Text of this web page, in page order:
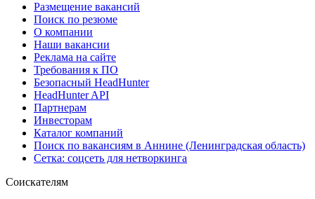
Размещение вакансий
Поиск по резюме
О компании
Наши вакансии
Реклама на сайте
Требования к ПО
Безопасный HeadHunter
HeadHunter API
Партнерам
Инвесторам
Каталог компаний
Поиск по вакансиям в Аннине (Ленинградская область)
Сетка: соцсеть для нетворкинга
Соискателям